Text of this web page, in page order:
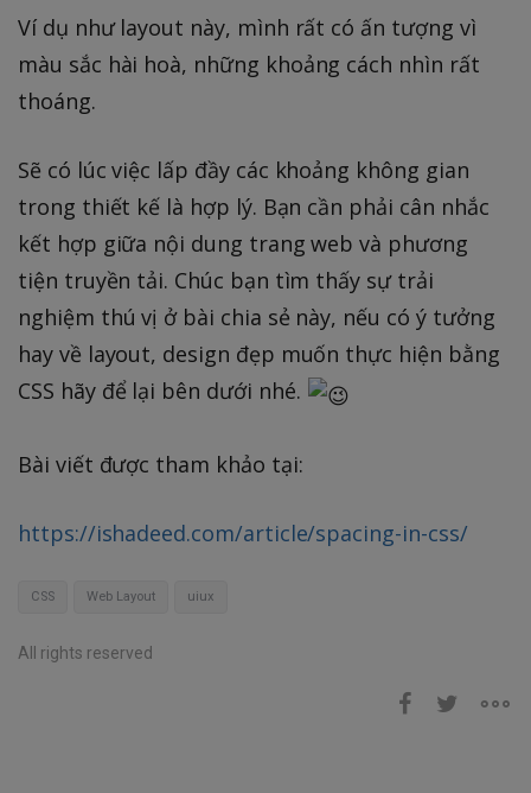
Ví dụ như layout này, mình rất có ấn tượng vì
màu sắc hài hoà, những khoảng cách nhìn rất
thoáng.
Sẽ có lúc việc lấp đầy các khoảng không gian
trong thiết kế là hợp lý. Bạn cần phải cân nhắc
kết hợp giữa nội dung trang web và phương
tiện truyền tải. Chúc bạn tìm thấy sự trải
nghiệm thú vị ở bài chia sẻ này, nếu có ý tưởng
hay về layout, design đẹp muốn thực hiện bằng
CSS hãy để lại bên dưới nhé.
Bài viết được tham khảo tại:
https://ishadeed.com/article/spacing-in-css/
CSS Web Layout uiux
All rights reserved